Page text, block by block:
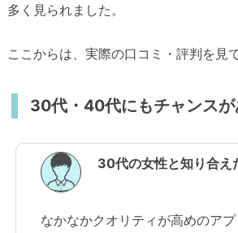
多く見られました。
ここからは、実際の口コミ・評判を見
30代・40代にもチャンスが
30代の女性と知り合え
なかなかクオリティが高めのア